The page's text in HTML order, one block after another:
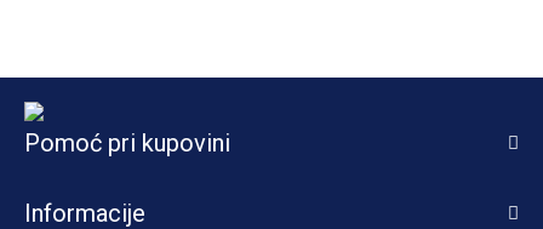
Pomoć pri kupovini
Informacije